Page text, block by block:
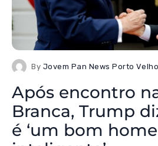
By Jovem Pan News Porto Velho
Após encontro
Branca, Trump
é ‘um bom